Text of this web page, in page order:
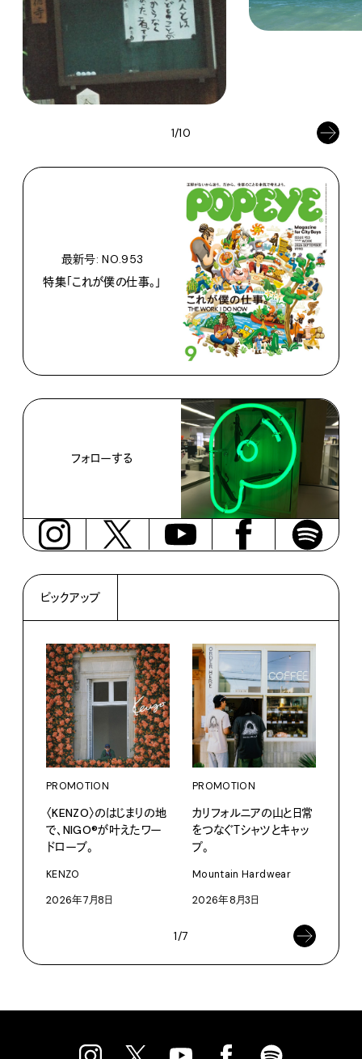
1/10
最新号: NO.953
特集「これが僕の仕事。」
フォローする
ピックアップ
PROMOTION
〈KENZO〉のはじまりの地
で、NIGO®が叶えたワー
ドローブ。
KENZO
2026年7月8日
PROMOTION
カリフォルニアの山と日常
をつなぐＴシャツとキャッ
プ。
Mountain Hardwear
2026年8月3日
1/7